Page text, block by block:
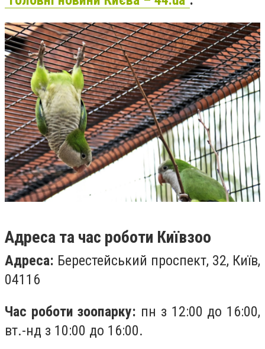
Адреса та час роботи Київзоо
Адреса: Берестейський проспект, 32, Київ,
04116
Час роботи зоопарку: пн з 12:00 до 16:00,
вт.-нд з 10:00 до 16:00.